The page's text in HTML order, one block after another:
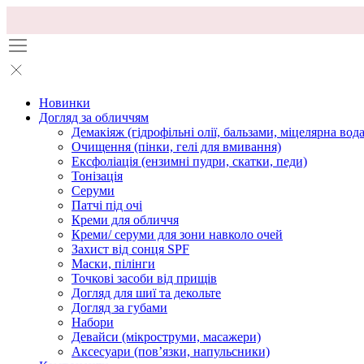
Новинки
Догляд за обличчям
Демакіяж (гідрофільні олії, бальзами, міцелярна
Очищення (пінки, гелі для вмивання)
Ексфоліація (ензимні пудри, скатки, педи)
Тонізація
Серуми
Патчі під очі
Креми для обличчя
Креми/ серуми для зони навколо очей
Захист від сонця SPF
Маски, пілінги
Точкові засоби від прищів
Догляд для шиї та декольте
Догляд за губами
Набори
Девайси (мікроструми, масажери)
Аксесуари (повʼязки, напульсники)